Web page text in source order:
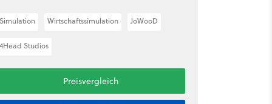
Wirtschaftssimulation JoWooD
Studios
Preisvergleich